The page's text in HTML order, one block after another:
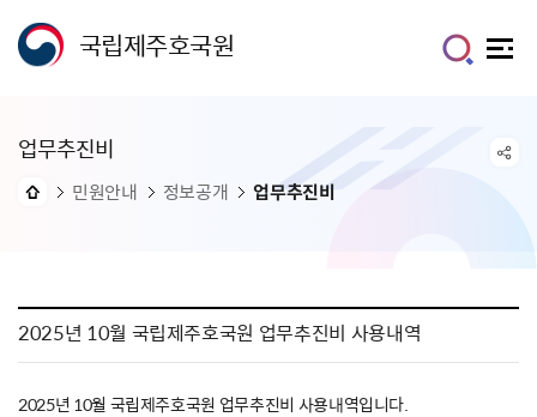
국립제주호국원
업무추진비
민원안내 정보공개 업무추진비
2025년 10월 국립제주호국원 업무추진비 사용내역
2025년 10월 국립제주호국원 업무추진비 사용내역입니다.